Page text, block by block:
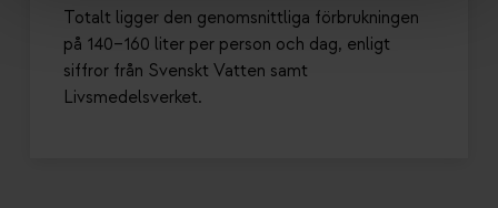
Totalt ligger den genomsnittliga förbrukningen
på 140–160 liter per person och dag, enligt
siffror från Svenskt Vatten samt
Livsmedelsverket.